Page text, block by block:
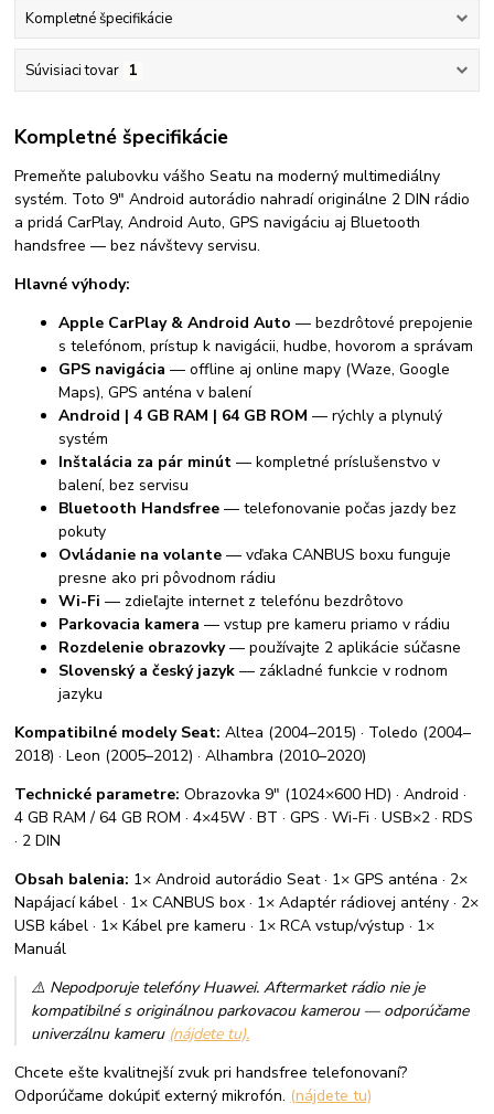
Kompletné špecifikácie
Súvisiaci tovar 1
Kompletné špecifikácie
Premeňte palubovku vášho Seatu na moderný multimediálny
systém. Toto 9" Android autorádio nahradí originálne 2 DIN rádio
a pridá CarPlay, Android Auto, GPS navigáciu aj Bluetooth
handsfree — bez návštevy servisu.
Hlavné výhody:
Apple CarPlay & Android Auto — bezdrôtové prepojenie
s telefónom, prístup k navigácii, hudbe, hovorom a správam
GPS navigácia — offline aj online mapy (Waze, Google
Maps), GPS anténa v balení
Android | 4 GB RAM | 64 GB ROM — rýchly a plynulý
systém
Inštalácia za pár minút — kompletné príslušenstvo v
balení, bez servisu
Bluetooth Handsfree — telefonovanie počas jazdy bez
pokuty
Ovládanie na volante — vďaka CANBUS boxu funguje
presne ako pri pôvodnom rádiu
Wi-Fi — zdieľajte internet z telefónu bezdrôtovo
Parkovacia kamera — vstup pre kameru priamo v rádiu
Rozdelenie obrazovky— používajte 2 aplikácie súčasne
Slovenský a český jazyk — základné funkcie v rodnom
jazyku
Kompatibilné modely Seat: Altea (2004–2015) · Toledo (2004–
2018) · Leon (2005–2012) · Alhambra (2010–2020)
Technické parametre: Obrazovka 9" (1024×600 HD) · Android ·
4 GB RAM / 64 GB ROM · 4×45W · BT · GPS · Wi-Fi · USB×2 · RDS
· 2 DIN
Obsah balenia: 1× Android autorádio Seat · 1× GPS anténa · 2×
Napájací kábel · 1× CANBUS box · 1× Adaptér rádiovej antény · 2×
USB kábel · 1× Kábel pre kameru · 1× RCA vstup/výstup · 1×
Manuál
⚠️ Nepodporuje telefóny Huawei. Aftermarket rádio nie je
kompatibilné s originálnou parkovacou kamerou — odporúčame
univerzálnu kameru (nájdete tu).
Chcete ešte kvalitnejší zvuk pri handsfree telefonovaní?
Odporúčame dokúpiť externý mikrofón. (nájdete tu)